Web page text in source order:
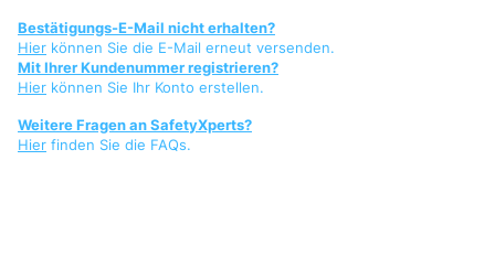
Bestätigungs-E-Mail nicht erhalten?
Hier können Sie die E-Mail erneut versenden.
Mit Ihrer Kundenummer registrieren?
Hier können Sie Ihr Konto erstellen.
Weitere Fragen an SafetyXperts?
Hier finden Sie die FAQs.